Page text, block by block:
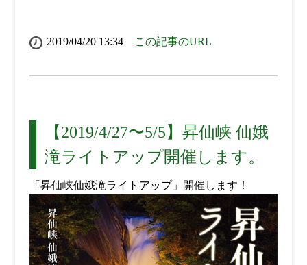
2019/04/20 13:34 この記事のURL
【2019/4/27〜5/5】昇仙峡 仙娥
滝ライトアップ開催します。
「昇仙峡仙娥滝ライトアップ」開催します！